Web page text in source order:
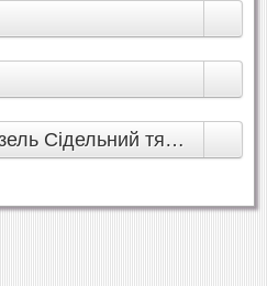
2008-До н. в. 430 Дизель Сідельний тягач430 Лз